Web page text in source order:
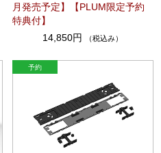
月発売予定】【PLUM限定予約
特典付】
14,850円
（税込み）